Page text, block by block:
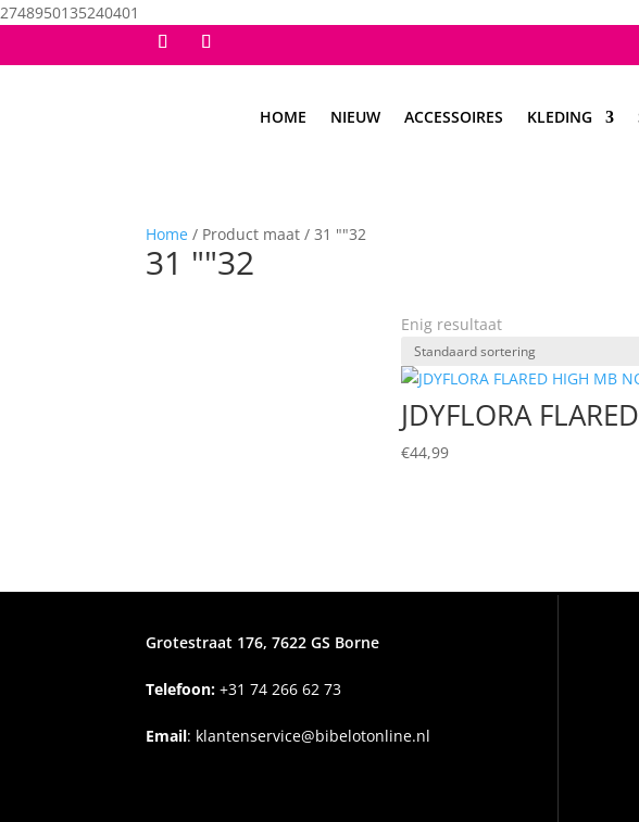
2748950135240401
HOME NIEUW ACCESSOIRES KLEDING
Home / Product maat / 31 ""32
31 ""32
Enig resultaat
JDYFLORA
€44,99
Grotestraat 176, 7622 GS Borne
Telefoon: +3174 266 62 73
Email: klantenservice@bibelotonline.nl